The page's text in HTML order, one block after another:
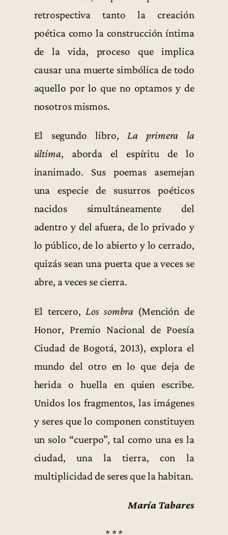
retrospectiva tanto la creación
poética como la construcción íntima
de la vida, proceso que implica
causar una muerte simbólica de todo
aquello por lo que no optamos y de
nosotros mismos.
El segundo libro, La primera la
última, aborda el espíritu de lo
inanimado. Sus poemas asemejan
una especie de susurros poéticos
nacidos simultáneamente del
adentro y del afuera, de lo privado y
lo público, de lo abierto y lo cerrado,
quizás sean una puerta que a veces se
abre, a veces se cierra.
El tercero, Los sombra(Mención de
Honor, Premio Nacional de Poesía
Ciudad de Bogotá, 2013), explora el
mundo del otro en lo que deja de
herida o huella en quien escribe.
Unidos los fragmentos, las imágenes
y seres que lo componen constituyen
un solo “cuerpo”, tal como una es la
ciudad, una la tierra, con la
multiplicidad de seres que la habitan.
María Tabares